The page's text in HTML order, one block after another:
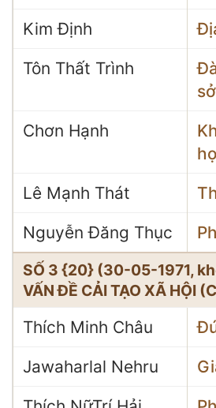
Kim Định
Tôn Thất Trình
Chơn Hạnh
Lê Mạnh Thát
Nguyễn Đăng Thục
SỐ 3 {20} (30-05-1971,
VẤN ĐỀ CẢI TẠO XÃ HỘI
Thích Minh Châu
Jawaharlal Nehru